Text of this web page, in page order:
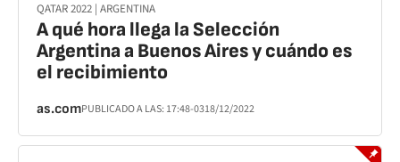
QATAR 2022 | ARGENTINA
A qué hora llega la Selección
Argentina a Buenos Aires y cuándo es
el recibimiento
as.comPUBLICADO A LAS: 17:48-0318/12/2022